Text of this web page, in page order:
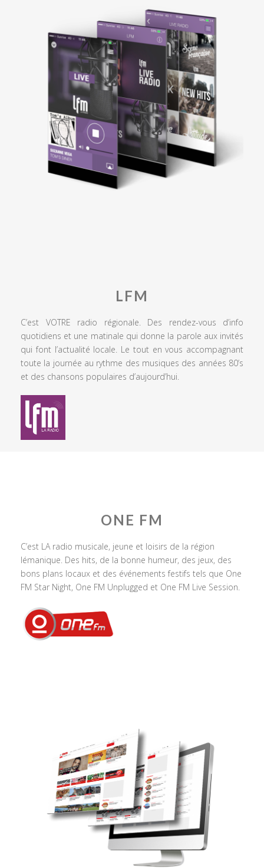
LFM
C’est VOTRE radio régionale. Des rendez-vous d’info
quotidiens et une matinale qui donne la parole aux invités
qui font l’actualité locale. Le tout en vous accompagnant
toute la journée au rythme des musiques des années 80’s
et des chansons populaires d’aujourd’hui.
ONE FM
C’est LA radio musicale, jeune et loisirs de la région
lémanique. Des hits, de la bonne humeur, des jeux, des
bons plans locaux et des événements festifs tels que One
FM Star Night, One FM Unplugged et One FM Live Session.